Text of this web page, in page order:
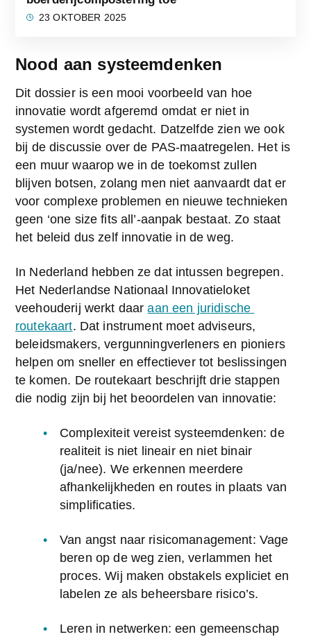
23 OKTOBER 2025
Nood aan systeemdenken
Dit dossier is een mooi voorbeeld van hoe
innovatie wordt afgeremd omdat er niet in
systemen wordt gedacht. Datzelfde zien we ook
bij de discussie over de PAS-maatregelen. Het is
een muur waarop we in de toekomst zullen
blijven botsen, zolang men niet aanvaardt dat er
voor complexe problemen en nieuwe technieken
geen ‘one size fits all’-aanpak bestaat. Zo staat
het beleid dus zelf innovatie in de weg.
In Nederland hebben ze dat intussen begrepen.
Het Nederlandse Nationaal Innovatieloket
veehouderij werkt daar aan een juridische
routekaart. Dat instrument moet adviseurs,
beleidsmakers, vergunningverleners en pioniers
helpen om sneller en effectiever tot beslissingen
te komen. De routekaart beschrijft drie stappen
die nodig zijn bij het beoordelen van innovatie:
Complexiteit vereist systeemdenken: de
realiteit is niet lineair en niet binair
(ja/nee). We erkennen meerdere
afhankelijkheden en routes in plaats van
simplificaties.
Van angst naar risicomanagement: Vage
beren op de weg zien, verlammen het
proces. Wij maken obstakels expliciet en
labelen ze als beheersbare risico’s.
Leren in netwerken: een gemeenschap